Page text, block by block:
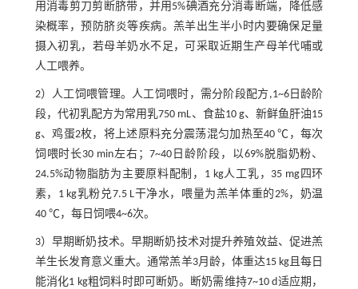
用消毒剪刀剪断脐带，并用5%碘酒充分消毒断端，降低感
染概率，预防脐炎等疾病。羔羊出生半小时内要确保足量
摄入初乳，若母羊奶水不足，可采取近期生产母羊代哺或
人工喂养。
2）人工饲喂管理。人工饲喂时，需分阶段配方,1~6日龄阶
段，代初乳配方为常用乳750 mL、食盐10 g、新鲜鱼肝油15
g、鸡蛋2枚，将上述原料充分震荡混匀加热至40 ℃，每次
饲喂时长30 min左右；7~40日龄阶段，以69%脱脂奶粉、
24.5%动物脂肪为主要原料配制，1 kg人工乳，35 mg四环
素，1 kg乳粉兑7.5 L干净水，喂量为羔羊体重的2%，奶温
40 ℃，每日饲喂4~6次。
3）早期断奶技术。早期断奶技术对提升养殖效益、促进羔
羊生长发育意义重大。通常羔羊3月龄，体重达15 kg且每日
能消化1 kg粗饲料时即可断奶。断奶需维持7~10 d适应期，